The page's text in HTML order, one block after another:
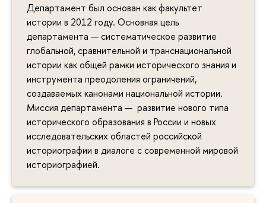
Департамент был основан как факультет
истории в 2012 году. Основная цель
департамента — систематическое развитие
глобальной, сравнительной и транснациональной
истории как общей рамки исторического знания и
инструмента преодоления ограничений,
создаваемых канонами национальной истории.
Миссия департамента — развитие нового типа
исторического образования в России и новых
исследовательских областей российской
историографии в диалоге с современной мировой
историографией.